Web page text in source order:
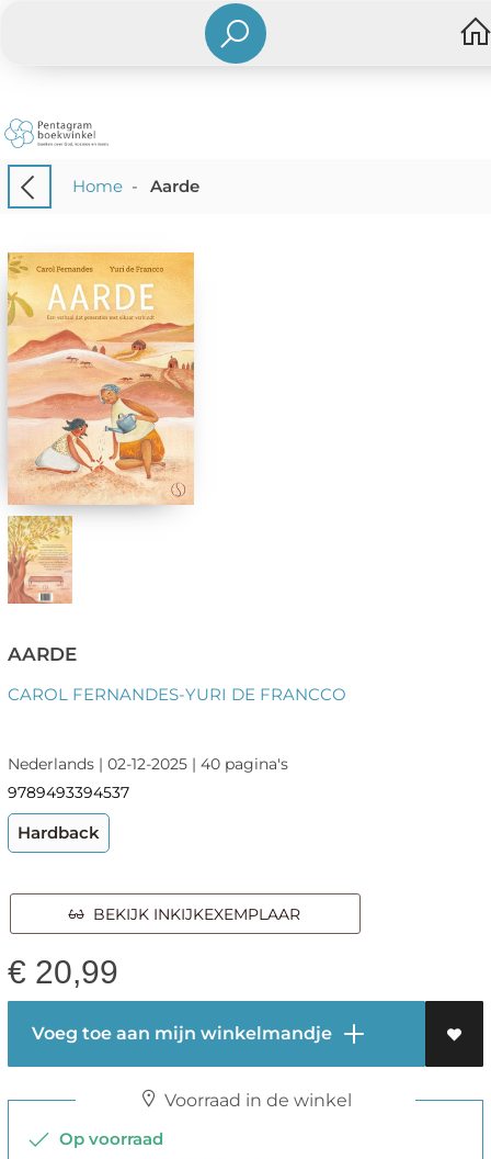
Home- Aarde
AARDE
CAROL FERNANDES-YURI DE FRANCCO
Nederlands | 02-12-2025 | 40 pagina's
9789493394537
Hardback
BEKIJK INKIJKEXEMPLAAR
€ 20,99
Voeg toe aan mijn winkelmandje
Voorraad in de winkel
Op voorraad